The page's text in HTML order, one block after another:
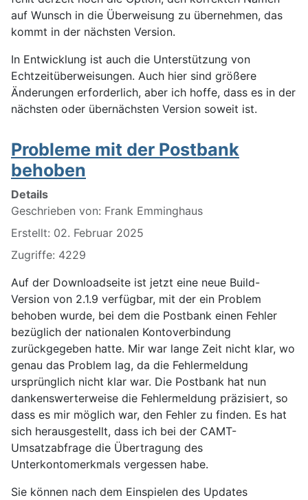
auf Wunsch in die Überweisung zu übernehmen, das
kommt in der nächsten Version.
In Entwicklung ist auch die Unterstützung von
Echtzeitüberweisungen. Auch hier sind größere
Änderungen erforderlich, aber ich hoffe, dass es in der
nächsten oder übernächsten Version soweit ist.
Probleme mit der Postbank
behoben
Details
Geschrieben von: Frank Emminghaus
Erstellt: 02. Februar 2025
Zugriffe: 4229
Auf der Downloadseite ist jetzt eine neue Build-
Version von 2.1.9 verfügbar, mit der ein Problem
behoben wurde, bei dem die Postbank einen Fehler
bezüglich der nationalen Kontoverbindung
zurückgegeben hatte. Mir war lange Zeit nicht klar, wo
genau das Problem lag, da die Fehlermeldung
ursprünglich nicht klar war. Die Postbank hat nun
dankenswerterweise die Fehlermeldung präzisiert, so
dass es mir möglich war, den Fehler zu finden. Es hat
sich herausgestellt, dass ich bei der CAMT-
Umsatzabfrage die Übertragung des
Unterkontomerkmals vergessen habe.
Sie können nach dem Einspielen des Updates